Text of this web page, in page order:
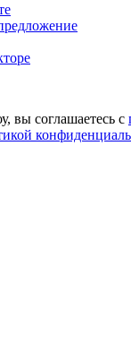
вы соглашаетесь с